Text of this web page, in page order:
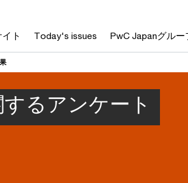
ト Today's issues PwC Japanグルー
るアンケート